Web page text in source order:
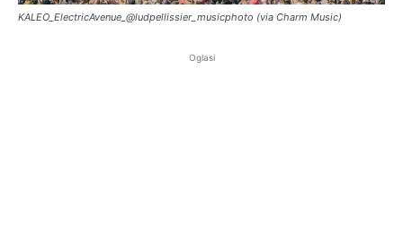
KALEO_ElectricAvenue_@ludpellissier_musicphoto (via Charm Music)
Oglasi